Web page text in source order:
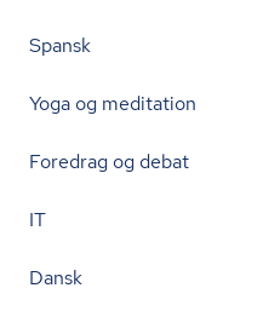
Spansk
Yoga og meditation
Foredrag og debat
IT
Dansk